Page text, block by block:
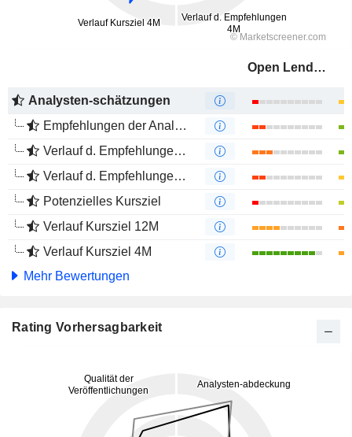
Open Lending Corporation
Analysten-schätzungen
Empfehlungen der Analysten
Verlauf d. Empfehlungen 12M
Verlauf d. Empfehlungen 4M
Potenzielles Kursziel
Verlauf Kursziel 12M
Verlauf Kursziel 4M
Mehr Bewertungen
Rating Vorhersagbarkeit